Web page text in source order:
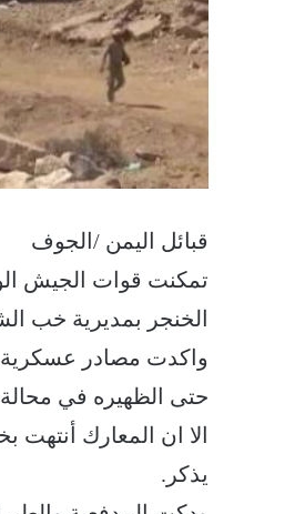
قبائل اليمن /الجوف
تمكنت قوات الجيش
الخنجر بمديرية خب
واكدت مصادر
حتى الظهيره في
الا ان المعارك
يذكر.